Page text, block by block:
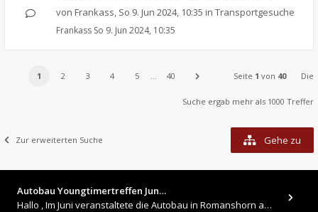
von Frankass, So 9. Jun 2024, 10:35 in Transportgesuche
Frankass So 9. Jun 2024, 10:35
1 2 3 4 5 … 40 Seite 1 von 40 Die
Suche ergab mehr als 1000 Treffer
Zur erweiterten Suche Gehe zu
Autobau Youngtimertreffen Jun…
Hallo , Im Juni veranstaltete die Autobau in Romanshorn auf ihrem Gelände ein kleines Youngtimertreffen : https://up.